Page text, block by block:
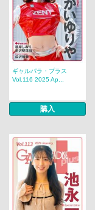
ギャルパラ・プラス
Vol.116 2025 Ap...
購入